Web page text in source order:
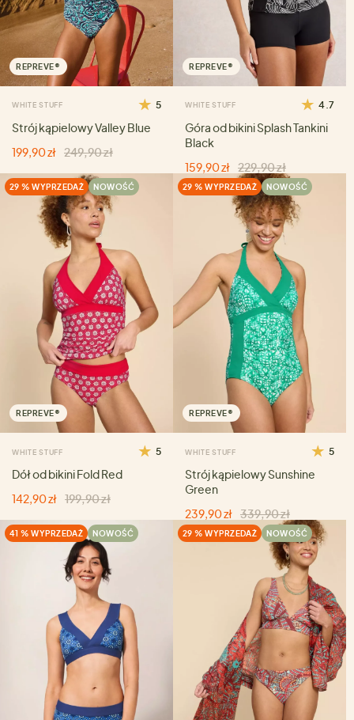
REPREVE®
WHITE STUFF 5
Strój kąpielowy Valley Blue
199,90 zł 249,90 zł
REPREVE®
WHITE STUFF 4.7
Góra od bikini Splash Tankini
Black
159,90 zł 229,90 zł
29 % WYPRZEDAŻ NOWOŚĆ
REPREVE®
WHITE STUFF 5
Dół od bikini Fold Red
142,90 zł 199,90 zł
29 % WYPRZEDAŻ NOWOŚĆ
REPREVE®
WHITE STUFF 5
Strój kąpielowy Sunshine
Green
239,90 zł 339,90 zł
41 % WYPRZEDAŻ NOWOŚĆ 29 % WYPRZEDAŻ NOWOŚĆ